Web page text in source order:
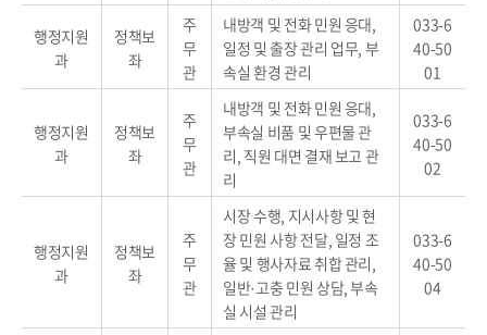
행정지원
과
정책보
좌
주
무
관
내방객 및 전화 민원 응대,
일정 및 출장 관리 업무, 부
속실 환경 관리
033-6
40-50
01
행정지원
과
정책보
좌
주
무
관
내방객 및 전화 민원 응대,
부속실 비품 및 우편물 관
리, 직원 대면 결재 보고 관
리
033-6
40-50
02
행정지원
과
정책보
좌
주
무
관
시장 수행, 지시사항 및 현
장 민원 사항 전달, 일정 조
율 및 행사자료 취합 관리,
일반·고충 민원 상담, 부속
실 시설 관리
033-6
40-50
04